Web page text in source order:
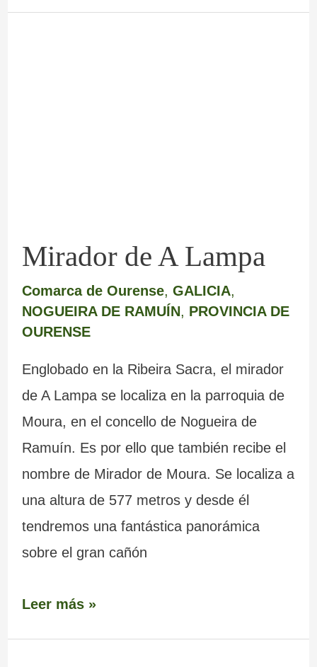
Mirador de A Lampa
Comarca de Ourense, GALICIA,
NOGUEIRA DE RAMUÍN, PROVINCIA DE
OURENSE
Englobado en la Ribeira Sacra, el mirador
de A Lampa se localiza en la parroquia de
Moura, en el concello de Nogueira de
Ramuín. Es por ello que también recibe el
nombre de Mirador de Moura. Se localiza a
una altura de 577 metros y desde él
tendremos una fantástica panorámica
sobre el gran cañón
Leer más »